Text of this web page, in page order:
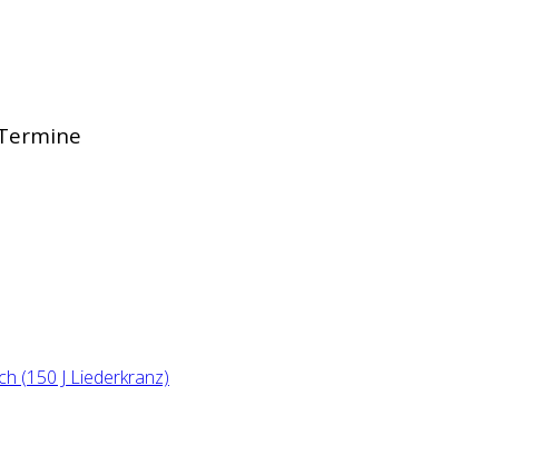
(150 J Liederkranz)